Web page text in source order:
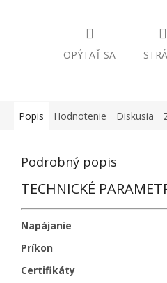
OPÝTAŤ SA
Popis Hodnotenie Diskusia
Podrobný popis
TECHNICKÉ
Napájanie
Príkon
Certifikáty